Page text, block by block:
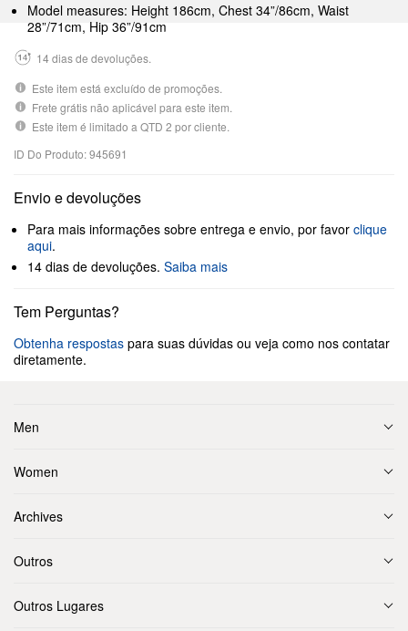
Model measures: Height 186cm, Chest 34”/86cm, Waist
28”/71cm, Hip 36”/91cm
14 dias de devoluções.
Este item está excluído de promoções.
Frete grátis não aplicável para este item.
Este item é limitado a QTD 2 por cliente.
ID Do Produto: 945691
Envio e devoluções
Para mais informações sobre entrega e envio, por favor clique
aqui.
14 dias de devoluções. Saiba mais
Tem Perguntas?
Obtenha respostas para suas dúvidas ou veja como nos contatar
diretamente.
Men
Women
Archives
Outros
Outros Lugares